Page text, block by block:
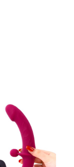
mát, tránh tiếp